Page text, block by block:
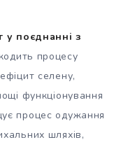
у поєднанні з
процесу
селену,
функціонування
процес одужання
шляхів,